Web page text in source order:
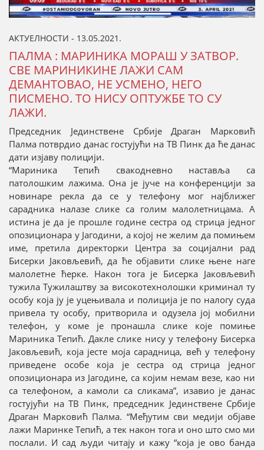
АКТУЕЛНОСТИ - 13.05.2021.
ПАЛМА : МАРИНИКА МОРАШ У ЗАТВОР.
СВЕ МАРИНИКИНЕ ЛАЖИ САМ
ДЕМАНТОВАО, НЕ УСМЕНО, НЕГО
ПИСМЕНО. ТО НИСУ ОПТУЖБЕ ТО СУ
ЛАЖИ.
Председник Јединствене Србије Драган Марковић
Палма потврдио данас гостујући на ТВ Пинк да ће данас
дати изјаву полицији.
“Мариника Тепић свакодневно наставља са
патолошким лажима. Она је јуче на конференцији за
новинаре рекла да се у телефону мог најближег
сарадника налазе слике са голим малолетницама. А
истина је да је прошле године сестра од стрица једног
опозиционара у Јагодини, а којој не желим да помињем
име, претила директорки Центра за социјални рад
Бисерки Јаковљевић, да ће објавити слике њене наге
малолетне ћерке. Након тога је Бисерка Јаковљевић
тужила Тужилаштву за високотехнолошки криминал ту
особу која ју је уцењивала и полиција је по налогу суда
привела ту особу, притворила и одузела јој мобилни
телефон, у коме је пронашла слике које помиње
Мариника Тепић. Дакле слике нису у телефону Бисерка
Јаковљевић, која јесте моја сарадница, већ у телефону
приведене особе која је сестра од стрица једног
опозиционара из Јагодине, са којим немам везе, као ни
са телефоном, а камоли са сликама”, изавио је данас
гостујући на ТВ Пинк, председник Јединствене Србије
Драган Марковић Палма. “Међутим сви медији објаве
лажи Маринке Тепић, а тек након тога и оно што смо ми
послали. И сад људи читају и кажу “која је ово банда